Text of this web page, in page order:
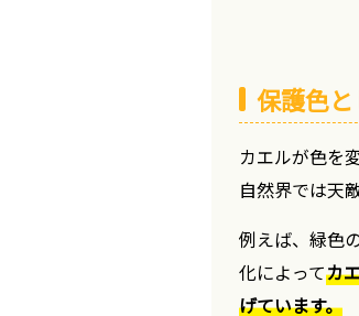
保護色
カエルが色を
自然界では天
例えば、緑色
化によってカ
げています。